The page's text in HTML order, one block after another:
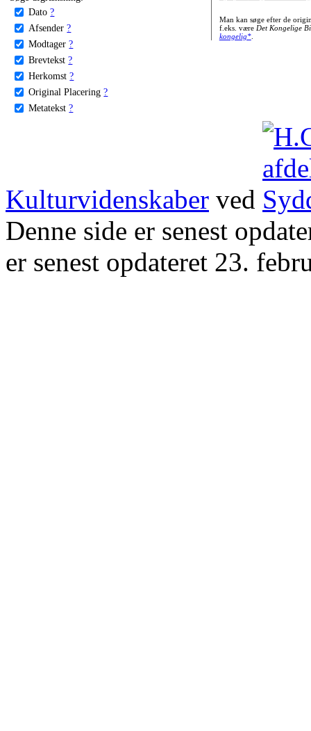
Dato ?
Afsender ?
Modtager ?
Brevtekst ?
Herkomst ?
Original Placering ?
Metatekst ?
Man kan søge efter de
f.eks. være Det Kongelige
kongelig*.
Kulturvidenskaber ved
Denne side er senest
er senest opdateret 23.